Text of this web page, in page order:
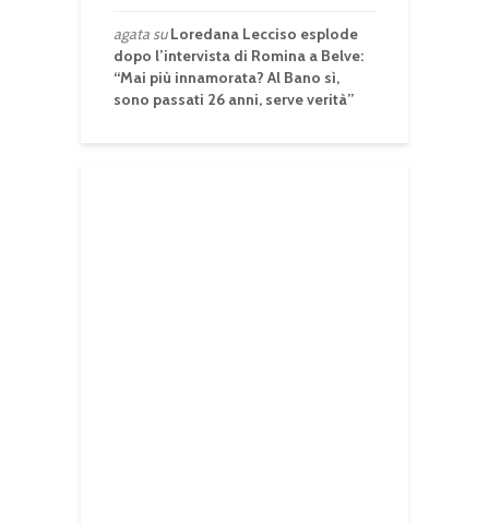
agata suLoredana Lecciso esplode
dopo l’intervista di Romina a Belve:
“Mai più innamorata? Al Bano sì,
sono passati 26 anni, serve verità”